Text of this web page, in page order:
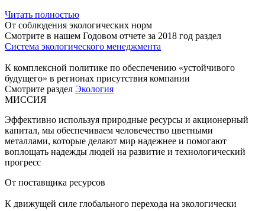
Читать полностью
От соблюдения экологических норм
Смотрите в нашем Годовом отчете за 2018 год раздел
Система экологического менеджмента
К комплексной политике по обеспечению «устойчивого
будущего» в регионах присутствия компании
Смотрите раздел Экология
МИССИЯ
Эффективно используя природные ресурсы и акционерный
капитал, мы обеспечиваем человечество цветными
металлами, которые делают мир надежнее и помогают
воплощать надежды людей на развитие и технологический
прогресс
От поставщика ресурсов
К движущей силе глобального перехода на экологически